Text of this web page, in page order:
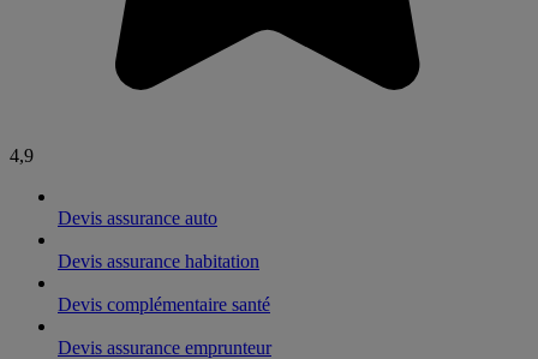
4,9
Devis assurance auto
Devis assurance habitation
Devis complémentaire santé
Devis assurance emprunteur